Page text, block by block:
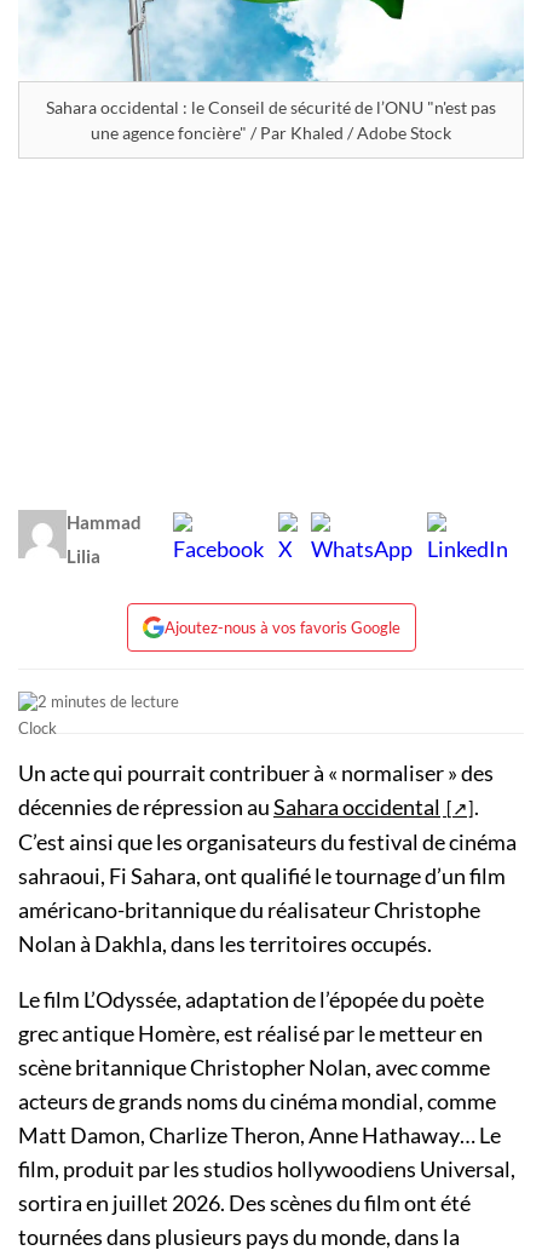
Sahara occidental : le Conseil de sécurité de l’ONU "n'est pas
une agence foncière" / Par Khaled / Adobe Stock
Hammad
Lilia
Ajoutez-nous à vos favoris Google
2 minutes de lecture
Un acte qui pourrait contribuer à « normaliser » des
décennies de répression auSahara occidental
.
C’est ainsi que les organisateurs du festival de cinéma
sahraoui, Fi Sahara, ont qualifié le tournage d’un film
américano-britannique du réalisateur Christophe
Nolan à Dakhla, dans les territoires occupés.
Le film L’Odyssée, adaptation de l’épopée du poète
grec antique Homère, est réalisé par le metteur en
scène britannique Christopher Nolan, avec comme
acteurs de grands noms du cinéma mondial, comme
Matt Damon, Charlize Theron, Anne Hathaway… Le
film, produit par les studios hollywoodiens Universal,
sortira en juillet 2026. Des scènes du film ont été
tournées dans plusieurs pays du monde, dans la